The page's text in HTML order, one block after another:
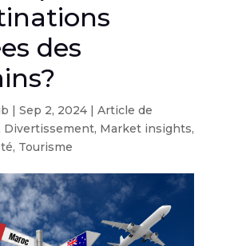
des
| Sep 2, 2024| Article de
Divertissement, Market insights,
, Tourisme